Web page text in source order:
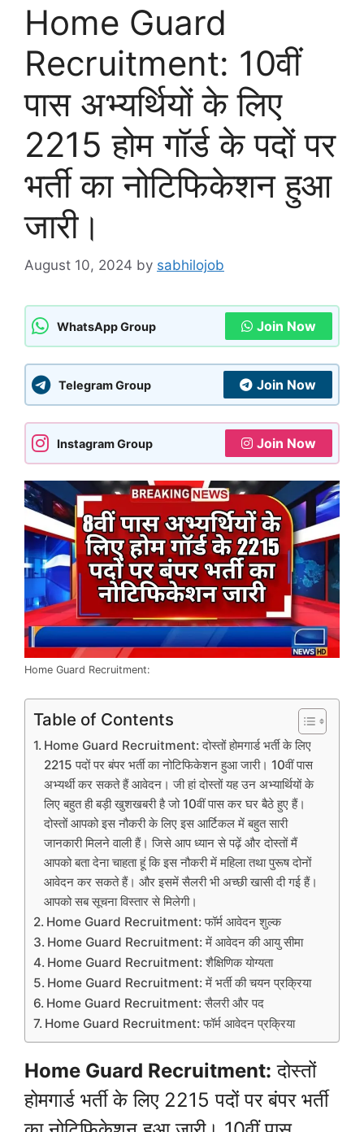
Home Guard
Recruitment: 10वीं
पास अभ्यर्थियों के लिए
2215 होम गॉर्ड के पदों पर
भर्ती का नोटिफिकेशन हुआ
जारी।
August 10, 2024 by sabhilojob
WhatsApp Group Join Now
Telegram Group Join Now
Instagram Group Join Now
Home Guard Recruitment:
Table of Contents
Home Guard Recruitment: दोस्तों होमगार्ड भर्ती के लिए
2215 पदों पर बंपर भर्ती का नोटिफिकेशन हुआ जारी। 10वीं पास
अभ्यर्थी कर सकते हैं आवेदन। जी हां दोस्तों यह उन अभ्यार्थियों के
लिए बहुत ही बड़ी खुशखबरी है जो 10वीं पास कर घर बैठे हुए हैं।
दोस्तों आपको इस नौकरी के लिए इस आर्टिकल में बहुत सारी
जानकारी मिलने वाली हैं। जिसे आप ध्यान से पढ़ें और दोस्तों मैं
आपको बता देना चाहता हूं कि इस नौकरी में महिला तथा पुरूष दोनों
आवेदन कर सकते हैं। और इसमें सैलरी भी अच्छी खासी दी गई हैं।
आपको सब सूचना विस्तार से मिलेगी।
Home Guard Recruitment: फॉर्म आवेदन शुल्क
Home Guard Recruitment: में आवेदन की आयु सीमा
Home Guard Recruitment: शैक्षिणिक योग्यता
Home Guard Recruitment: में भर्ती की चयन प्रक्रिया
Home Guard Recruitment: सैलरी और पद
Home Guard Recruitment: फॉर्म आवेदन प्रक्रिया
Home Guard Recruitment: दोस्तों
होमगार्ड भर्ती के लिए 2215 पदों पर बंपर भर्ती